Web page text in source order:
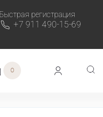
Быстрая регистрация
+7 911 490-15-69
0